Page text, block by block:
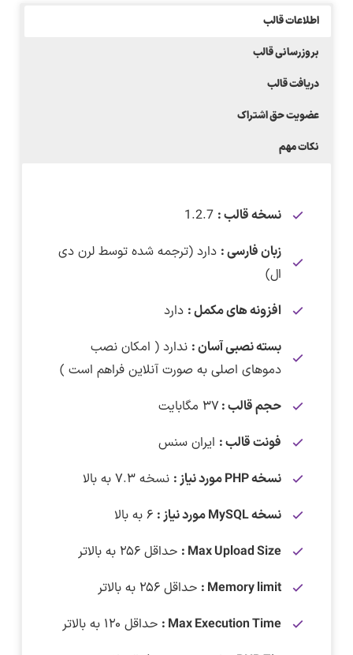
اطلاعات قالب
بروزرسانی قالب
دریافت قالب
عضویت حق اشتراک
نکات مهم
نسخه قالب :
زبان فارسی : دارد (ترجمه شده توسط لرن دی
ال)
افزونه های مکمل : دارد
بسته نصبی آسان : ندارد ( امکان نصب
دموهای اصلی به صورت آنلاین فراهم است )
حجم قالب : ۳۷ مگابایت
فونت قالب : ایران سنس
نسخه PHP مورد نیاز :
نسخه ۷.۳ به بالا
نسخه MySQL مورد نیاز :
Max Upload Size : حداقل ۲۵۶ به بالاتر
Memory limit : حداقل ۲۵۶ به بالاتر
Max Execution Time : حداقل ۱۲۰ به بالاتر